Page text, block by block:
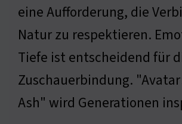
eine Aufforderung, die
Natur zu respektieren.
Tiefe ist entscheidend für
Zuschauerbindung.
Ash" wird Generationen